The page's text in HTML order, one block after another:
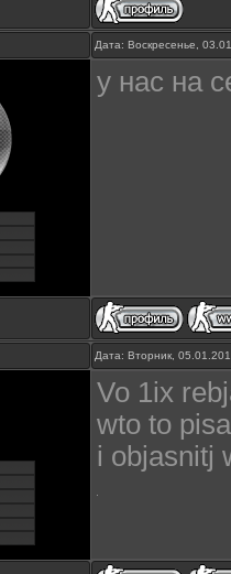
Дата: Воскресенье,
у нас на
Дата: Вторник,
Vo 1ix
wto to
i objasnitj